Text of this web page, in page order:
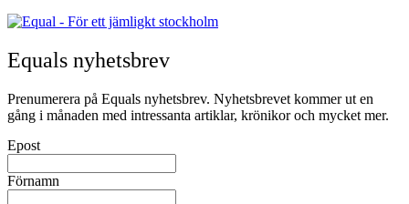
Equals nyhetsbrev
Prenumerera på Equals nyhetsbrev. Nyhetsbrevet kommer ut en
gång i månaden med intressanta artiklar, krönikor och mycket mer.
Epost
Förnamn